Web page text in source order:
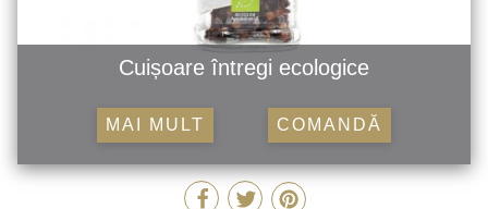
Cuișoare întregi ecologice
MAI MULT COMANDĂ